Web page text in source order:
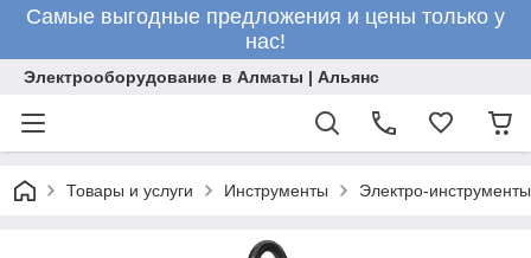
Самые выгодные предложения и цены только у
нас!
Электрооборудование в Алматы | Альянс
Товары и услуги Инструменты Электро-